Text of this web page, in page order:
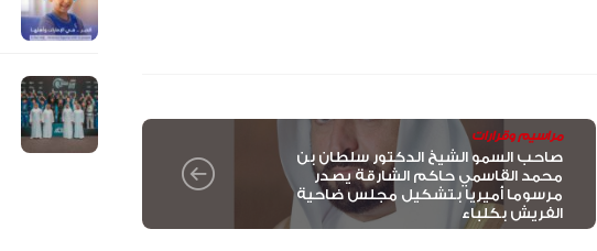
مراسيم وقرارات
صاحب السمو الشيخ الدكتور سلطان بن
محمد القاسمي حاكم الشارقة يصدر
مرسوما أميريا بتشكيل مجلس ضاحية
الفريش بكلباء